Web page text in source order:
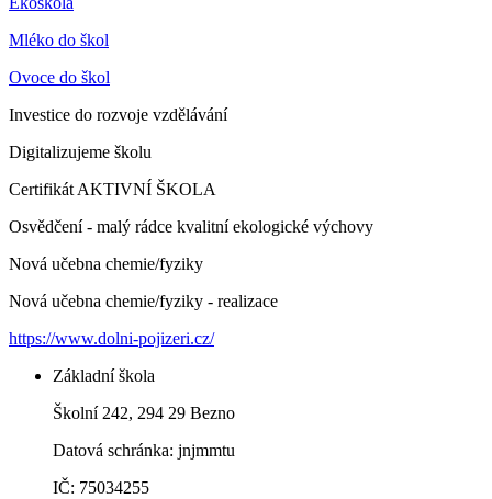
Mléko do škol
Ovoce do škol
Investice do rozvoje vzdělávání
Digitalizujeme školu
Certifikát AKTIVNÍ ŠKOLA
Osvědčení - malý rádce kvalitní ekologické výchovy
Nová učebna chemie/fyziky
Nová učebna chemie/fyziky - realizace
https://www.dolni-pojizeri.cz/
Základní škola
Školní 242, 294 29 Bezno
Datová schránka: jnjmmtu
IČ: 75034255